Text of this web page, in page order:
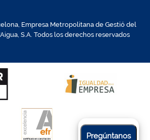
Pregúntanos
Empresa Metropolitana de Gestió del
S.A. Todos los derechos reservados